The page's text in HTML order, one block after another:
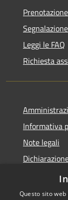
Leggi le FAQ
Richiesta
Informativa
Note legali
Link app
Questo sito